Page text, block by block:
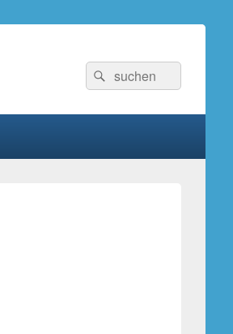
Suchen
nach:
Suchen